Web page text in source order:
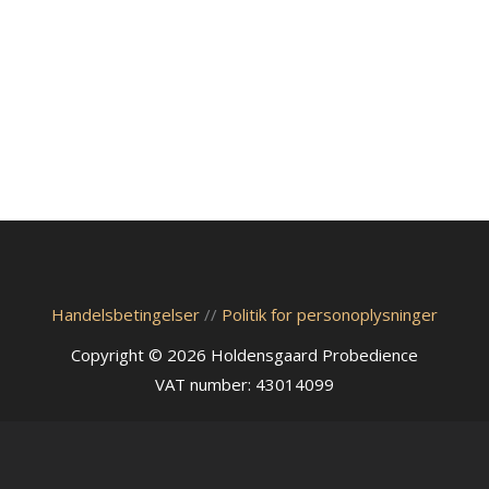
Handelsbetingelser // Politik for personoplysninger
Copyright © 2026 Holdensgaard Probedience
VAT number: 43014099